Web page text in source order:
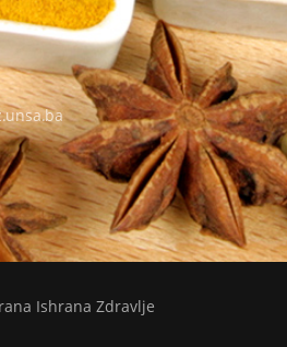
Ishrana Zdravlje